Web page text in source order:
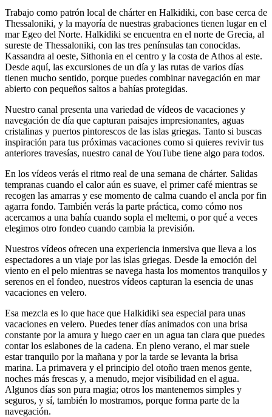
Trabajo como patrón local de chárter en Halkidiki, con base cerca de
Thessaloniki, y la mayoría de nuestras grabaciones tienen lugar en el
mar Egeo del Norte. Halkidiki se encuentra en el norte de Grecia, al
sureste de Thessaloniki, con las tres penínsulas tan conocidas.
Kassandra al oeste, Sithonia en el centro y la costa de Athos al este.
Desde aquí, las excursiones de un día y las rutas de varios días
tienen mucho sentido, porque puedes combinar navegación en mar
abierto con pequeños saltos a bahías protegidas.
Nuestro canal presenta una variedad de vídeos de vacaciones y
navegación de día que capturan paisajes impresionantes, aguas
cristalinas y puertos pintorescos de las islas griegas. Tanto si buscas
inspiración para tus próximas vacaciones como si quieres revivir tus
anteriores travesías, nuestro canal de YouTube tiene algo para todos.
En los vídeos verás el ritmo real de una semana de chárter. Salidas
tempranas cuando el calor aún es suave, el primer café mientras se
recogen las amarras y ese momento de calma cuando el ancla por fin
agarra fondo. También verás la parte práctica, como cómo nos
acercamos a una bahía cuando sopla el meltemi, o por qué a veces
elegimos otro fondeo cuando cambia la previsión.
Nuestros vídeos ofrecen una experiencia inmersiva que lleva a los
espectadores a un viaje por las islas griegas. Desde la emoción del
viento en el pelo mientras se navega hasta los momentos tranquilos y
serenos en el fondeo, nuestros vídeos capturan la esencia de unas
vacaciones en velero.
Esa mezcla es lo que hace que Halkidiki sea especial para unas
vacaciones en velero. Puedes tener días animados con una brisa
constante por la amura y luego caer en un agua tan clara que puedes
contar los eslabones de la cadena. En pleno verano, el mar suele
estar tranquilo por la mañana y por la tarde se levanta la brisa
marina. La primavera y el principio del otoño traen menos gente,
noches más frescas y, a menudo, mejor visibilidad en el agua.
Algunos días son pura magia; otros los mantenemos simples y
seguros, y sí, también lo mostramos, porque forma parte de la
navegación.